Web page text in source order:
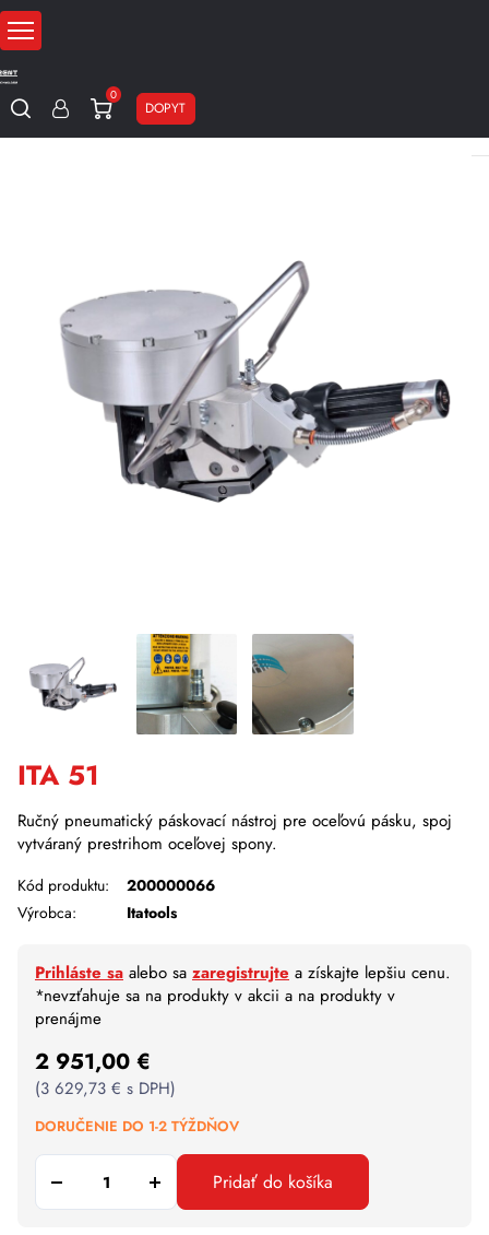
0
DOPYT
ITA 51
Ručný pneumatický páskovací nástroj pre oceľovú pásku, spoj
vytváraný prestrihom oceľovej spony.
Kód produktu:
200000066
Výrobca:
Itatools
Prihláste sa alebo sa zaregistrujte a získajte lepšiu cenu.
*nevzťahuje sa na produkty v akcii a na produkty v
prenájme
2 951,00 €
(3 629,73 € s DPH)
DORUČENIE DO 1-2 TÝŽDŇOV
Pridať do košíka